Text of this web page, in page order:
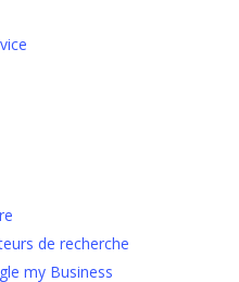
de recherche
my Business